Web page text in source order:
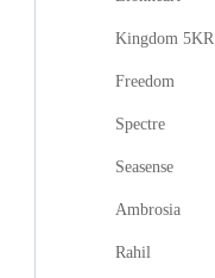
Kingdom 5KR
Freedom
Spectre
Seasense
Ambrosia
Rahil